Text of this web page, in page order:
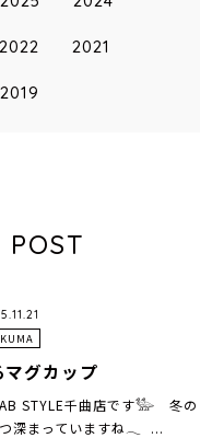
2022 2021
2019
POST
グカップ
AB STYLE千曲店です𓅺 冬の
深まっていますね𓂃 ...